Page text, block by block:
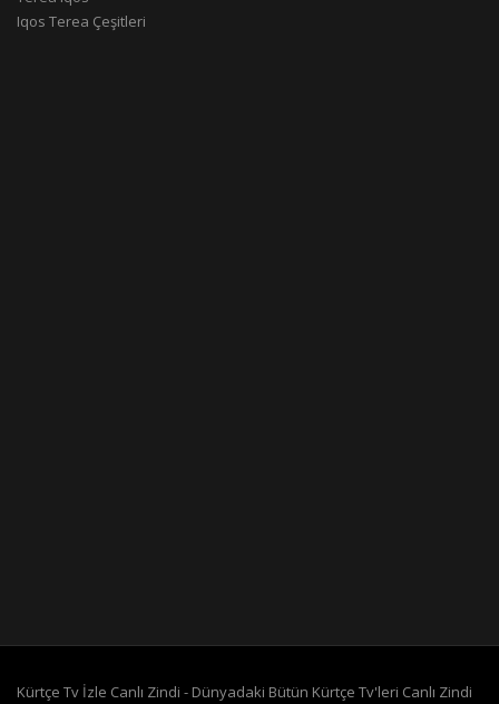
Iqos Terea Çeşitleri
Kürtçe Tv İzle Canlı Zindi - Dünyadaki Bütün Kürtçe Tv'leri Canlı Zindi